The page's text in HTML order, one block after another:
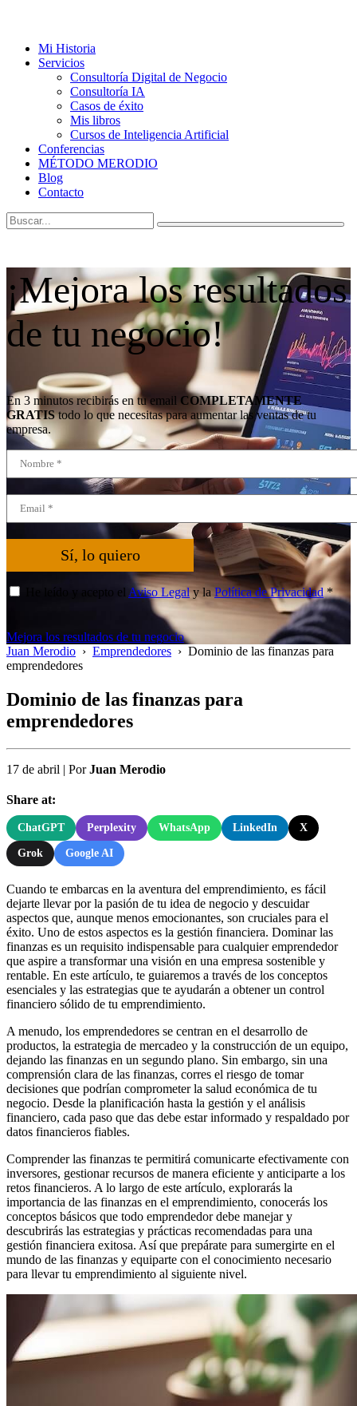
Mi Historia
Servicios
Consultoría Digital de Negocio
Consultoría IA
Casos de éxito
Mis libros
Cursos de Inteligencia Artificial
Conferencias
MÉTODO MERODIO
Blog
Contacto
¡Mejora los resultados
de tu negocio!
En 3 minutos recibirás en tu email COMPLETAMENTE
GRATIStodo lo que necesitas para aumentar las ventas de tu
empresa.
Sí, lo quiero
He leído y acepto el Aviso Legaly laPolítica de Privacidad*
Mejora los resultados de tu negocio
Juan Merodio › Emprendedores › Dominio de las finanzas para
emprendedores
Dominio de las finanzas para
emprendedores
17 de abril | PorJuan Merodio
Share at:
ChatGPT Perplexity WhatsApp LinkedIn X
Grok Google AI
Cuando te embarcas en la aventura del emprendimiento, es fácil
dejarte llevar por la pasión de tu idea de negocio y descuidar
aspectos que, aunque menos emocionantes, son cruciales para el
éxito. Uno de estos aspectos es la gestión financiera. Dominar las
finanzas es un requisito indispensable para cualquier emprendedor
que aspire a transformar una visión en una empresa sostenible y
rentable. En este artículo, te guiaremos a través de los conceptos
esenciales y las estrategias que te ayudarán a obtener un control
financiero sólido de tu emprendimiento.
A menudo, los emprendedores se centran en el desarrollo de
productos, la estrategia de mercadeo y la construcción de un equipo,
dejando las finanzas en un segundo plano. Sin embargo, sin una
comprensión clara de las finanzas, corres el riesgo de tomar
decisiones que podrían comprometer la salud económica de tu
negocio. Desde la planificación hasta la gestión y el análisis
financiero, cada paso que das debe estar informado y respaldado por
datos financieros fiables.
Comprender las finanzas te permitirá comunicarte efectivamente con
inversores, gestionar recursos de manera eficiente y anticiparte a los
retos financieros. A lo largo de este artículo, explorarás la
importancia de las finanzas en el emprendimiento, conocerás los
conceptos básicos que todo emprendedor debe manejar y
descubrirás las estrategias y prácticas recomendadas para una
gestión financiera exitosa. Así que prepárate para sumergirte en el
mundo de las finanzas y equiparte con el conocimiento necesario
para llevar tu emprendimiento al siguiente nivel.